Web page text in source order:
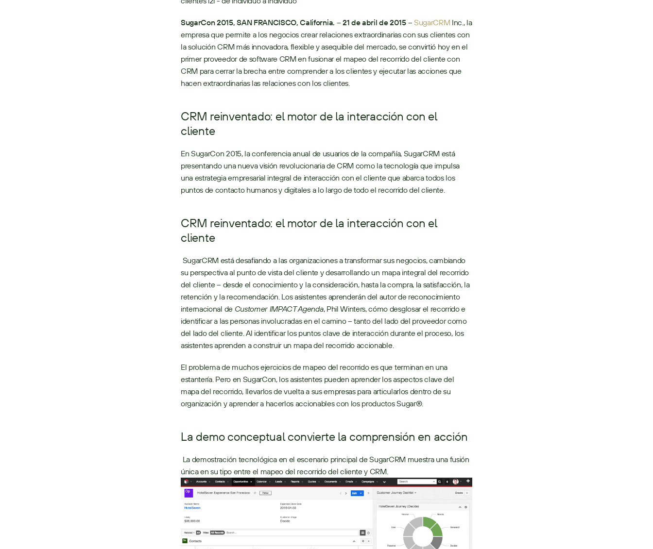
SugarCon 2015, SAN FRANCISCO, California. – 21 de abril de 2015 – SugarCRM Inc., la
empresa que permite a los negocios crear relaciones extraordinarias con sus clientes con
la solución CRM más innovadora, flexible y asequible del mercado, se convirtió hoy en el
primer proveedor de software CRM en fusionar el mapeo del recorrido del cliente con
CRM para cerrar la brecha entre comprender a los clientes y ejecutar las acciones que
hacen extraordinarias las relaciones con los clientes.
CRM reinventado: el motor de la interacción con el
cliente
En SugarCon 2015, la conferencia anual de usuarios de la compañía, SugarCRM está
presentando una nueva visión revolucionaria de CRM como la tecnología que impulsa
una estrategia empresarial integral de interacción con el cliente que abarca todos los
puntos de contacto humanos y digitales a lo largo de todo el recorrido del cliente.
CRM reinventado: el motor de la interacción con el
cliente
su perspectiva al punto de vista del cliente y desarrollando un mapa integral del recorrido
del cliente – desde el conocimiento y la consideración, hasta la compra, la satisfacción, la
retención y la recomendación. Los asistentes aprenderán del autor de reconocimiento
internacional de Customer IMPACT Agenda, Phil Winters, cómo desglosar el recorrido e
identificar a las personas involucradas en el camino – tanto del lado del proveedor como
del lado del cliente. Al identificar los puntos clave de interacción durante el proceso, los
asistentes aprenden a construir un mapa del recorrido accionable.
El problema de muchos ejercicios de mapeo del recorrido es que terminan en una
estantería. Pero en SugarCon, los asistentes pueden aprender los aspectos clave del
mapa del recorrido, llevarlos de vuelta a sus empresas para articularlos dentro de su
organización y aprender a hacerlos accionables con los productos Sugar®.
La demo conceptual convierte la comprensión en acción
única en su tipo entre el mapeo del recorrido del cliente y CRM.